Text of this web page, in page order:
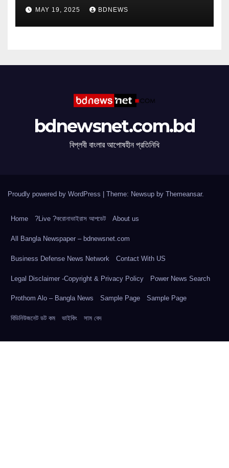
MAY 19, 2025 BDNEWS
bdnewsnet.com.bd
বিপ্লবী বাংলার আপোষহীন প্রতিনিধি
Proudly powered by WordPress Theme: Newsup by Themeansar.
Home ?Live ?করোনাভাইরাস আপডেট About us
All Bangla Newspaper – bdnewsnet.com
Business Defense News Network Contact With US
Legal Disclaimer -Copyright & Privacy Policy Power News Search
Prothom Alo – Bangla News Sample Page Sample Page
বিডিনিউজনেট ডট কম ভাইকিং সাম বেদ